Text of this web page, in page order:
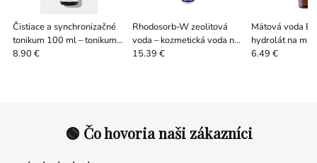
Čistiace a synchronizačné
tonikum 100 ml – tonikum
na mastnú a zmiešanú pleť
8.90 €
Rhodosorb-W zeolitová
voda – kozmetická voda na
pleť | 100 ml
15.39 €
Mätová voda
hydrolát na
osvieženie
6.49 €
🟢 Čo hovoria naši zákazníci